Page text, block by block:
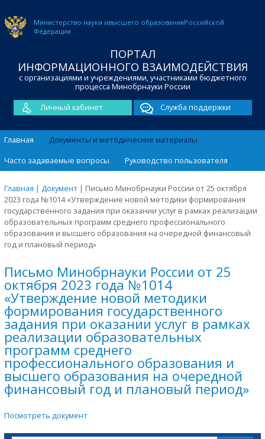
Министерство науки ивысшего образованияРоссийской
Федерации
ПОРТАЛ
ИНФОРМАЦИОННОГО ВЗАИМОДЕЙСТВИЯ
с организациями и учреждениями, участниками бюджетного
процесса Минобрнауки России
Личный кабинет
Служба поддержки
Главная
Документы и методические материалы
Часто задаваемые вопросы
Руководство пользователя
Главная | Документ | Письмо Минобрнауки России от 25 октября
2023 года №1014 «Утверждение новой методики формирования
государственного задания при оказании услуг в рамках реализации
образовательных программ среднего профессионального
образования и высшего образования на очередной финансовый
год и плановый период»
Письмо Минобрнауки России от 25
октября 2023 года №1014
«Утверждение новой методики
формирования государственного
задания при оказании услуг в рамках
реализации образовательных
программ среднего
профессионального образования и
высшего образования на очередной
финансовый год и плановый период»
Посмотреть документ